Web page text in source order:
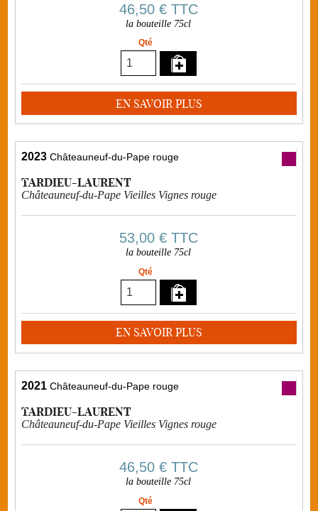
46,50 €TTC
la bouteille 75cl
Qté
EN SAVOIR PLUS
2023 Châteauneuf-du-Pape rouge
TARDIEU-LAURENT
Châteauneuf-du-Pape Vieilles Vignes rouge
53,00 €TTC
la bouteille 75cl
Qté
EN SAVOIR PLUS
2021 Châteauneuf-du-Pape rouge
TARDIEU-LAURENT
Châteauneuf-du-Pape Vieilles Vignes rouge
46,50 €TTC
la bouteille 75cl
Qté